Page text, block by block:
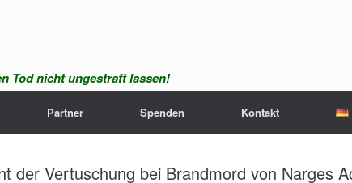
Tod nicht ungestraft lassen!
Partner Spenden Kontakt
der Vertuschung bei Brandmord von Narges